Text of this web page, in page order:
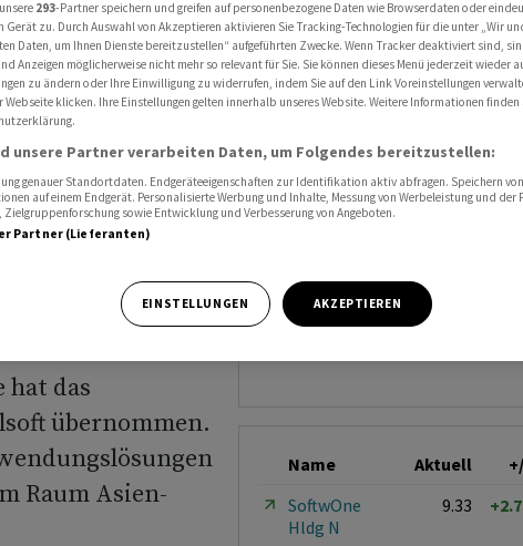
Spezialisten Medalsoft aus China
hat das
übernommen.
Raum Asien-
SOFTWAREONE
Name Aktuell
SoftwOne
Hldg N
9.33
293-Partner speichern und greifen auf personenbezogene Daten wie Browserdaten oder
Gerät zu. Durch Auswahl von Akzeptieren aktivieren Sie Tracking-Technologien für die unter „Wir
Daten, um Ihnen Dienste bereitzustellen“ aufgeführten Zwecke. Wenn Tracker deaktiviert sind,
Anzeigen möglicherweise nicht mehr so relevant für Sie. Sie können dieses Menü jederzeit wieder
zu ändern oder Ihre Einwilligung zu widerrufen, indem Sie auf den Link Voreinstellungen
Webseite klicken. Ihre Einstellungen gelten innerhalb unseres Website. Weitere Informationen finden
unsere Partner verarbeiten Daten, um Folgendes bereitzustellen:
genauer Standortdaten. Endgeräteeigenschaften zur Identifikation aktiv abfragen. Speichern
auf einem Endgerät. Personalisierte Werbung und Inhalte, Messung von Werbeleistung und der
Zielgruppenforschung sowie Entwicklung und Verbesserung von Angeboten.
Partner (Lieferanten)
EINSTELLUNGEN AKZEPTIEREN